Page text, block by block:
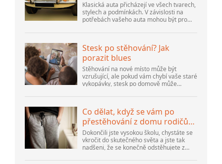
Klasická auta přicházejí ve všech tvarech,
stylech a podmínkách. V závislosti na
potřebách vašeho auta mohou být pro
se mohli co nejlépe rozhodnout,
Stesk po stěhování? Jak
porazit blues
Stěhování na nové místo může být
vzrušující, ale pokud vám chybí vaše staré
vykopávky, stesk po domově může
psychologové začínají považovat stesk po
Co dělat, když se vám po
přestěhování z domu rodičů
stýská po domově
Dokončili jste vysokou školu, chystáte se
vkročit do skutečného světa a jste tak
nadšeni, že se konečně odstěhujete z
domu po vysoké škole. Ale po usazení